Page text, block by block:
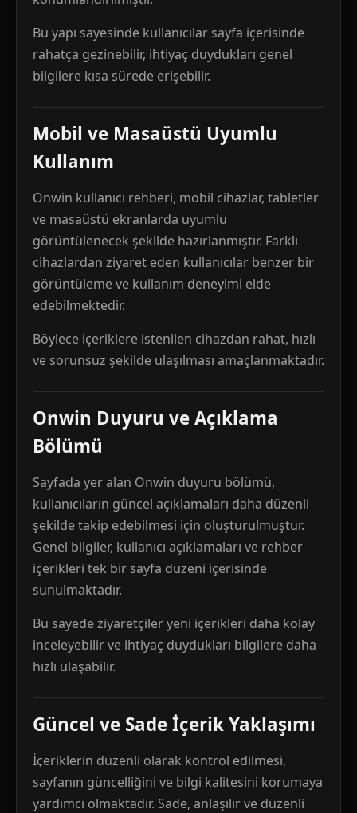
Bu yapı sayesinde kullanıcılar sayfa içerisinde
rahatça gezinebilir, ihtiyaç duydukları genel
bilgilere kısa sürede erişebilir.
Mobil ve Masaüstü Uyumlu
Kullanım
Onwin kullanıcı rehberi, mobil cihazlar, tabletler
ve masaüstü ekranlarda uyumlu
görüntülenecek şekilde hazırlanmıştır. Farklı
cihazlardan ziyaret eden kullanıcılar benzer bir
görüntüleme ve kullanım deneyimi elde
edebilmektedir.
Böylece içeriklere istenilen cihazdan rahat, hızlı
ve sorunsuz şekilde ulaşılması amaçlanmaktadır.
Onwin Duyuru ve Açıklama
Bölümü
Sayfada yer alan Onwin duyuru bölümü,
kullanıcıların güncel açıklamaları daha düzenli
şekilde takip edebilmesi için oluşturulmuştur.
Genel bilgiler, kullanıcı açıklamaları ve rehber
içerikleri tek bir sayfa düzeni içerisinde
sunulmaktadır.
Bu sayede ziyaretçiler yeni içerikleri daha kolay
inceleyebilir ve ihtiyaç duydukları bilgilere daha
hızlı ulaşabilir.
Güncel ve Sade İçerik Yaklaşımı
İçeriklerin düzenli olarak kontrol edilmesi,
sayfanın güncelliğini ve bilgi kalitesini korumaya
yardımcı olmaktadır. Sade, anlaşılır ve düzenli